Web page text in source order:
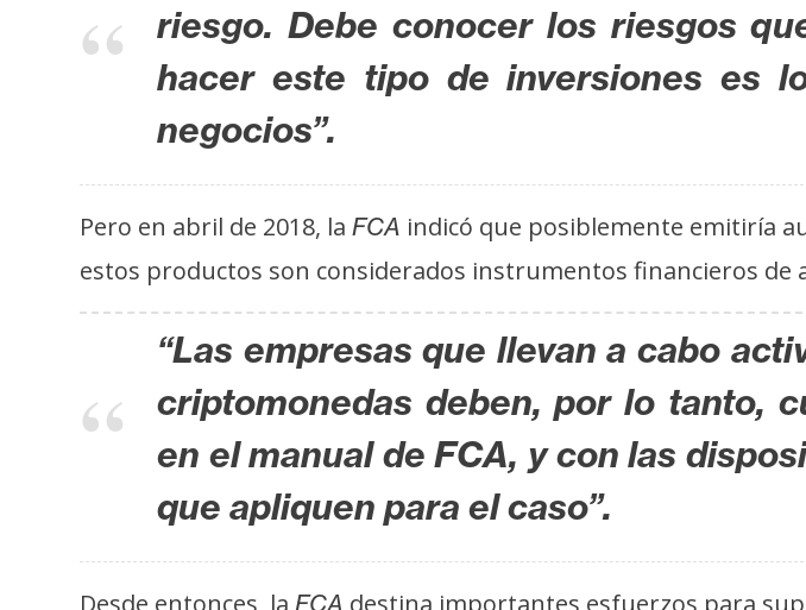
d
s
a
m
R
e
riesgo. Debe conocer los riesgos
hacer este tipo de inversiones es
negocios”.
Pero en abril de 2018, la FCA indicó que posiblemente emitiría
estos productos son considerados instrumentos financieros de
“Las empresas que llevan a cabo
criptomonedas deben, por lo tanto,
en el manual de FCA, y con las
que apliquen para el caso”.
Desde entonces, la FCA destina importantes esfuerzos para